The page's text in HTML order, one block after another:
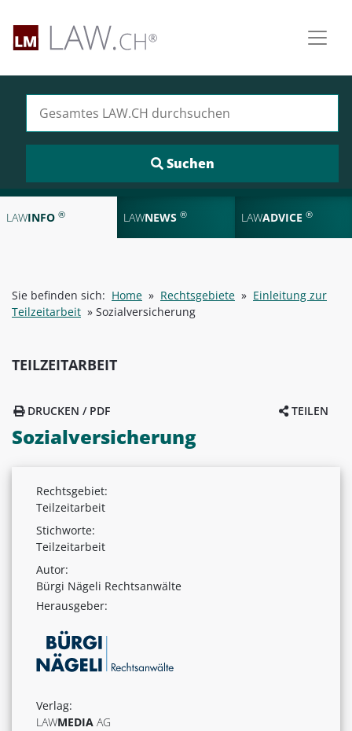
LAWINFO ® LAWNEWS ® LAWADVICE ®
Sie befinden sich: Home » Rechtsgebiete » Einleitung zur
Teilzeitarbeit » Sozialversicherung
TEILZEITARBEIT
TEILEN
DRUCKEN / PDF
Sozialversicherung
Rechtsgebiet:
Teilzeitarbeit
Stichworte:
Teilzeitarbeit
Autor:
Bürgi Nägeli Rechtsanwälte
Herausgeber:
Verlag:
LAWMEDIA AG